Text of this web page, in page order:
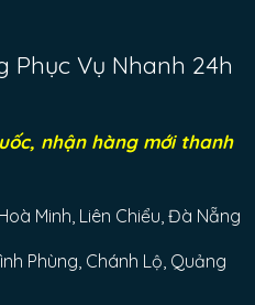
Phục Vụ Nhanh 24h
nhận hàng mới thanh
Minh, Liên Chiểu, Đà Nẵng
Phùng, Chánh Lộ, Quảng